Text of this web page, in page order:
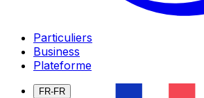
Particuliers
Business
Plateforme
FR-FR